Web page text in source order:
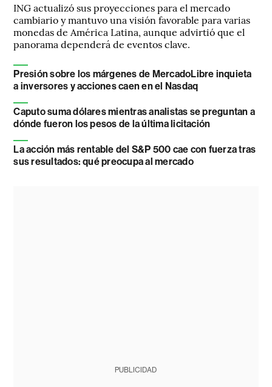
ING actualizó sus proyecciones para el mercado
cambiario y mantuvo una visión favorable para varias
monedas de América Latina, aunque advirtió que el
panorama dependerá de eventos clave.
Presión sobre los márgenes de MercadoLibre inquieta
a inversores y acciones caen en el Nasdaq
Caputo suma dólares mientras analistas se preguntan a
dónde fueron los pesos de la última licitación
La acción más rentable del S&P 500 cae con fuerza tras
sus resultados: qué preocupa al mercado
PUBLICIDAD